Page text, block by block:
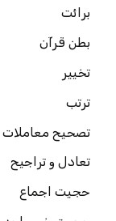
برائت
بطن قرآن
تخییر
ترتب
تصحیح معاملات
تعادل و تراجیح
حجیت اجماع